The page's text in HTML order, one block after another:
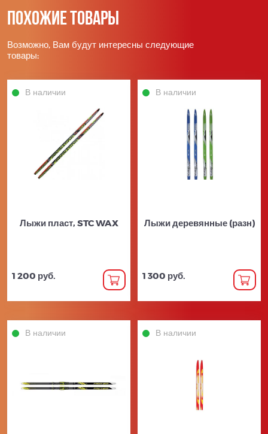
Похожие товары
Возможно, Вам будут интересны следующие
товары:
В наличии
Лыжи пласт, STC WAX
1 200 руб.
В наличии
Лыжи деревянные (разн)
1 300 руб.
В наличии В наличии